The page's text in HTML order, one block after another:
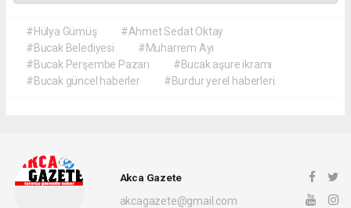
#Hülya Gümüş
#Ahmet Sedat Oktay
#Bucak Belediyesi
#Muharrem Ayı
#Bucak Perşembe Pazarı
#Bucak aşure ikramı
#Bucak güncel haberler
#Burdur yerel haberleri.
Akca Gazete
akcagazete@gmail.com